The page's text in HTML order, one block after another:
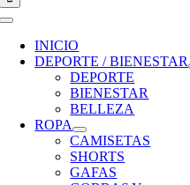
Toggle
Navigation
INICIO
DEPORTE / BIENESTAR
DEPORTE
BIENESTAR
BELLEZA
ROPA
CAMISETAS
SHORTS
GAFAS